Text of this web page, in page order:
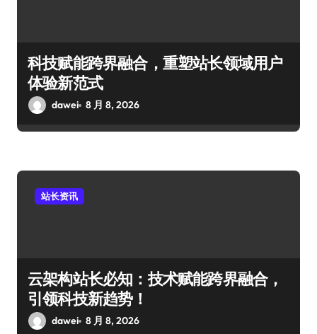
科技赋能跨界融合，重塑站长领域用户
体验新范式
dawei 8 月 8, 2026
站长资讯
云架构站长必知：技术赋能跨界融合，
引领科技新趋势！
dawei 8 月 8, 2026